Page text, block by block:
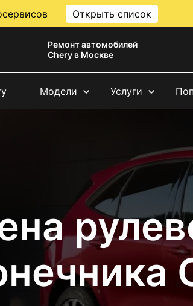
Открыть список
Ремонт автомобилей
Chery в Москве
Модели Услуги